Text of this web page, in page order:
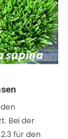
Bei der
für den